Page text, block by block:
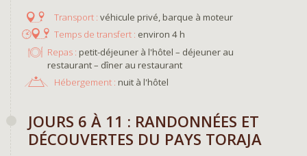
véhicule privé, barque à moteur
environ 4 h
Repas : petit-déjeuner à l'hôtel – déjeuner au
restaurant – dîner au restaurant
Hébergement : nuit à l'hôtel
JOURS 6 À 11 : RANDONNÉES ET
DÉCOUVERTES DU PAYS TORAJA